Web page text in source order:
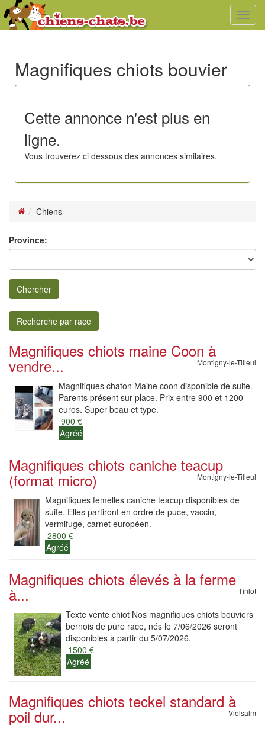
Magnifiques chiots bouvier
Cette annonce n'est plus en
ligne.
Vous trouverez ci dessous des annonces similaires.
Chiens
Province:
Chercher
Recherche par race
Magnifiques chiots maine Coon à
vendre... Montigny-le-Tilleul
Magnifiques chaton Maine coon disponible de suite.
Parents présent sur place. Prix entre 900 et 1200
euros. Super beau et type.
900 €
Agréé
Magnifiques chiots caniche teacup
(format micro) Montigny-le-Tilleul
Magnifiques femelles caniche teacup disponibles de
suite. Elles partiront en ordre de puce, vaccin,
vermifuge, carnet européen.
2800 €
Agréé
Magnifiques chiots élevés à la ferme
à... Tinlot
Texte vente chiot Nos magnifiques chiots bouviers
bernois de pure race, nés le 7/06/2026 seront
disponibles à partir du 5/07/2026.
1500 €
Agréé
Magnifiques chiots teckel standard à
poil dur... Vielsalm